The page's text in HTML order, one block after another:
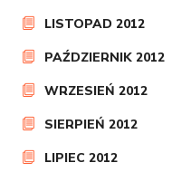
LISTOPAD 2012
PAŹDZIERNIK 2012
WRZESIEŃ 2012
SIERPIEŃ 2012
LIPIEC 2012